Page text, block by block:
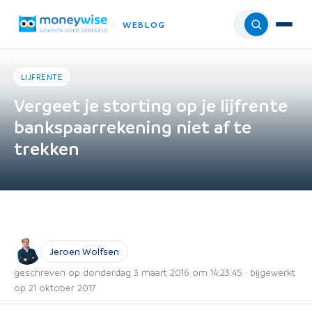
WEBLOG Menu
LIJFRENTE
Vergeet je storting op je lijfrente
bankspaarrekening niet af te
trekken
Jeroen Wolfsen
geschreven op donderdag 3 maart 2016 om 14:23:45 · bijgewerkt
op 21 oktober 2017